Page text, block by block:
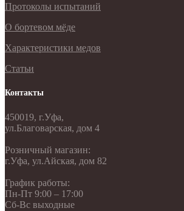
Протоколы испытаний
О бортевом мёде
Характеристики медов
Статьи
Контакты
450019, г.Уфа,
ул.Благоварская, дом 4
Розничный магазин:
г.Уфа, ул.Айская, дом 82
График работы:
Пн-Пт 9:00 – 17:00
Сб-Вс выходные